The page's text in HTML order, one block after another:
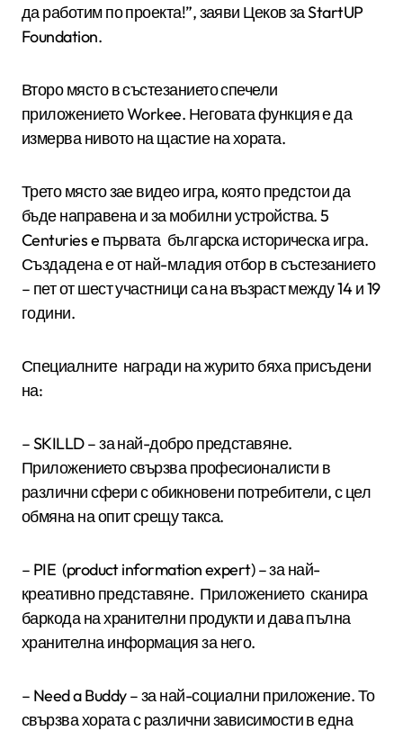
да работим по проекта!”, заяви Цеков за StartUP
Foundation.
Второ място в състезанието спечели
приложението Workee. Неговата функция е да
измерва нивото на щастие на хората.
Трето място зае видео игра, която предстои да
бъде направена и за мобилни устройства. 5
Centuries e първата българска историческа игра.
Създадена е от най-младия отбор в състезанието
– пет от шест участници са на възраст между 14 и 19
години.
Специалните награди на журито бяха присъдени
на:
–SKILLD – за най-добро представяне.
Приложението свързва професионалисти в
различни сфери с обикновени потребители, с цел
обмяна на опит срещу такса.
– PIE (product information expert) – за най-
креативно представяне. Приложението сканира
баркода на хранителни продукти и дава пълна
хранителна информация за него.
– Need a Buddy – за най-социални приложение. То
свързва хората с различни зависимости в една